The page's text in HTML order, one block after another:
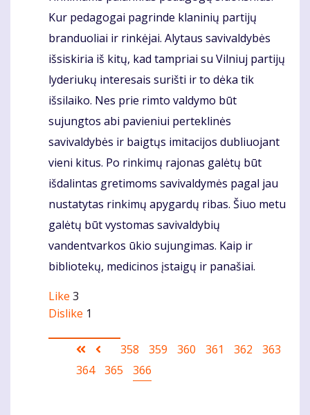
Kur pedagogai pagrinde klaninių partijų
branduoliai ir rinkėjai. Alytaus savivaldybės
išsiskiria iš kitų, kad tampriai su Vilniuj partijų
lyderiukų interesais surišti ir to dėka tik
išsilaiko. Nes prie rimto valdymo būt
sujungtos abi pavieniui perteklinės
savivaldybės ir baigtųs imitacijos dubliuojant
vieni kitus. Po rinkimų rajonas galėtų būt
išdalintas gretimoms savivaldymės pagal jau
nustatytas rinkimų apygardų ribas. Šiuo metu
galėtų būt vystomas savivaldybių
vandentvarkos ūkio sujungimas. Kaip ir
bibliotekų, medicinos įstaigų ir panašiai.
Like 3
Dislike 1
Pagination
First
page
Ankstesnis
puslapis
Puslapis
358 Puslapis
359 Puslapis
360 Puslapis
361 Puslapis
362 Puslapis
363
Puslapis
364 Puslapis
365
Current
366